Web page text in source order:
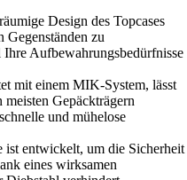
Design des Topcases
Gegenständen zu
Aufbewahrungsbedürfnisse
mit einem MIK-System, lässt
Gepäckträgern
und mühelose
ist entwickelt, um die Sicherheit
eines wirksamen